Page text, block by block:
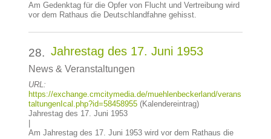
Am Gedenktag für die Opfer von Flucht und Vertreibung wird
vor dem Rathaus die Deutschlandfahne gehisst.
28. Jahrestag des 17. Juni 1953
News & Veranstaltungen
URL:
https://exchange.cmcitymedia.de/muehlenbeckerland/verans
taltungenIcal.php?id=58458955(Kalendereintrag)
Jahrestag des 17. Juni 1953
Am Jahrestag des 17. Juni 1953 wird vor dem Rathaus die